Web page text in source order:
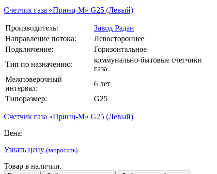
Счетчик газа «Принц-М» G25 (Левый)
Производитель:
Завод Радан
Направление потока:
Левостороннее
Подключение:
Горизонтальное
Тип по назначению:
коммунально-бытовые счетчики
газа
Межповерочный
интервал:
6 лет
Типоразмер:
G25
Счетчик газа «Принц-М» G25 (Левый)
Цена:
Узнать цену (запросить)
Товар в наличии.